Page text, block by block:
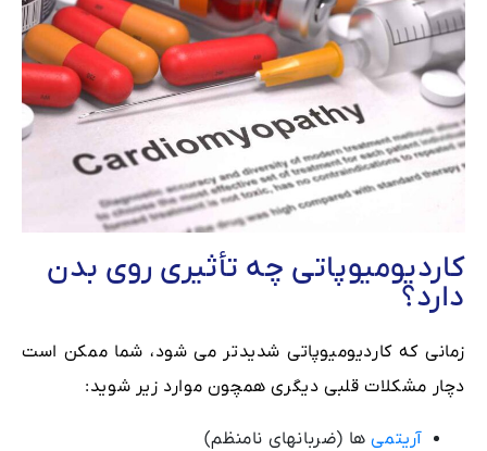
کاردیومیوپاتی چه تأثیری روی بدن
دارد؟
زمانی که کاردیومیوپاتی شدیدتر می شود، شما ممکن است
دچار مشکلات قلبی دیگری همچون موارد زیر شوید:
آریتمیها (ضربانهای نامنظم)